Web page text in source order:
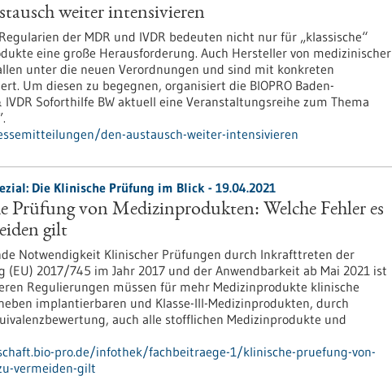
weiter intensivieren
der MDR und IVDR bedeuten nicht nur für „klassische“
eine große Herausforderung. Auch Hersteller von medizinischer
unter die neuen Verordnungen und sind mit konkreten
Um diesen zu begegnen, organisiert die BIOPRO Baden-
Soforthilfe BW aktuell eine Veranstaltungsreihe zum Thema
den-austausch-weiter-intensivieren
Die Klinische Prüfung im Blick - 19.04.2021
Prüfung von Medizinprodukten: Welche Fehler es
gilt
Notwendigkeit Klinischer Prüfungen durch Inkrafttreten der
(EU) 2017/745 im Jahr 2017 und der Anwendbarkeit ab Mai 2021 ist
Regulierungen müssen für mehr Medizinprodukte klinische
implantierbaren und Klasse-III-Medizinprodukten, durch
auch alle stofflichen Medizinprodukte und
pro.de/infothek/fachbeitraege-1/klinische-pruefung-von-
vermeiden-gilt